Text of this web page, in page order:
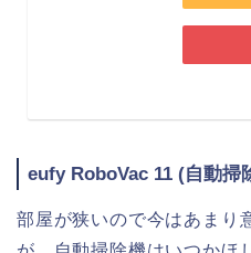
eufy RoboVac 11 (自動掃
部屋が狭いので今はあまり